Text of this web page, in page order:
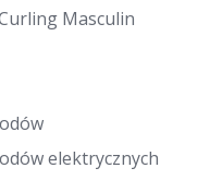
Masculin
elektrycznych